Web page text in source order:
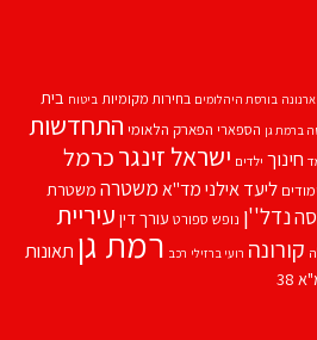
ארנונה בורסת היהלומים בחירות מקומיות ביטוח בית
ברמת גן הספארי הפארק הלאומי התחדשות
חינוך ילדים ישראל זינגרכרמל
ליעד אילנימד''אמשטרה משטרת
נדל''ן נופש ספורט עורך דין עיריית
קורונה רועי ברזילי רכב רמת גן תאונות
38